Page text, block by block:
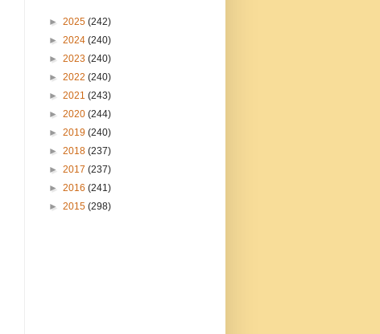
► 2025 (242)
► 2024 (240)
► 2023 (240)
► 2022 (240)
► 2021 (243)
► 2020 (244)
► 2019 (240)
► 2018 (237)
► 2017 (237)
► 2016 (241)
► 2015 (298)